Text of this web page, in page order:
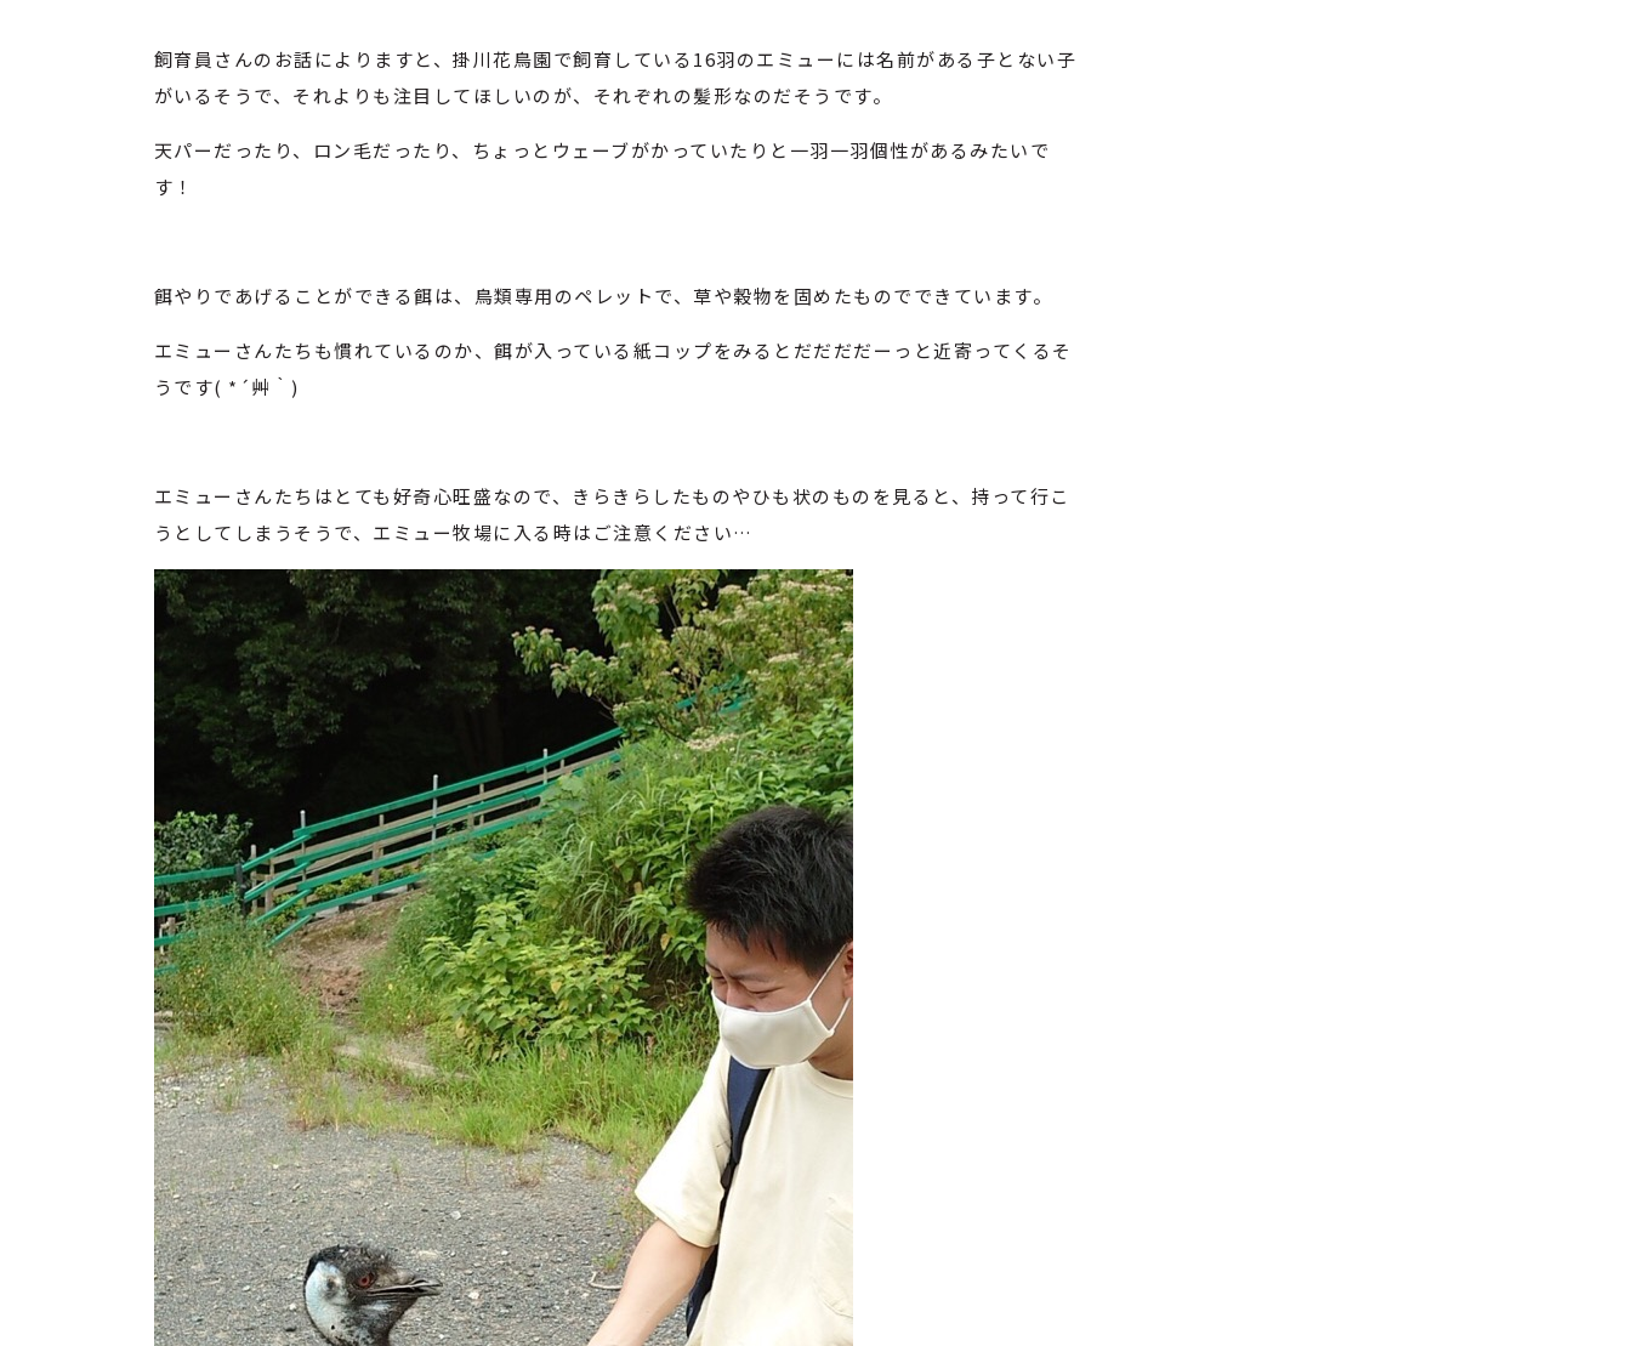
飼育員さんのお話によりますと、掛川花鳥園で飼育している16羽のエミューには名前がある子とない子
がいるそうで、それよりも注目してほしいのが、それぞれの髪形なのだそうです。
天パーだったり、ロン毛だったり、ちょっとウェーブがかっていたりと一羽一羽個性があるみたいで
す！
餌やりであげることができる餌は、鳥類専用のペレットで、草や穀物を固めたものでできています。
エミューさんたちも慣れているのか、餌が入っている紙コップをみるとだだだだーっと近寄ってくるそ
うです( *´艸｀)
エミューさんたちはとても好奇心旺盛なので、きらきらしたものやひも状のものを見ると、持って行こ
うとしてしまうそうで、エミュー牧場に入る時はご注意ください…